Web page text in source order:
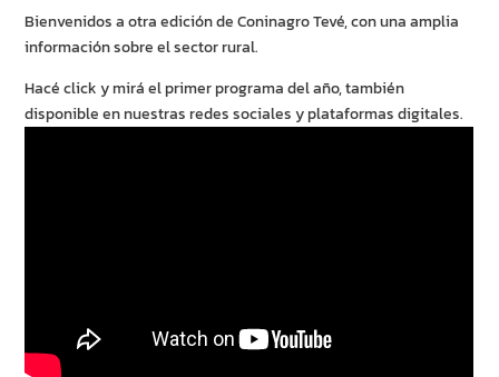
Bienvenidos a otra edición de Coninagro Tevé, con una amplia
información sobre el sector rural.
Hacé click y mirá el primer programa del año, también
disponible en nuestras redes sociales y plataformas digitales.